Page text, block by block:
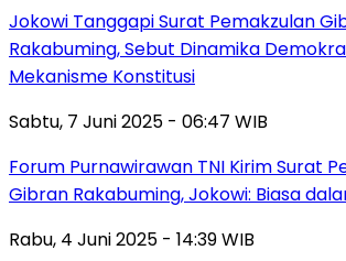
Jokowi Tanggapi Surat Pemakzulan
Rakabuming, Sebut Dinamika
Mekanisme Konstitusi
Sabtu, 7 Juni 2025 - 06:47 WIB
Forum Purnawirawan TNI Kirim Surat
Gibran Rakabuming, Jokowi: Biasa
Rabu, 4 Juni 2025 - 14:39 WIB